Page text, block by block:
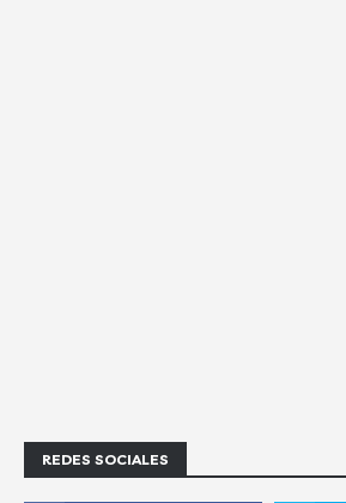
REDES SOCIALES